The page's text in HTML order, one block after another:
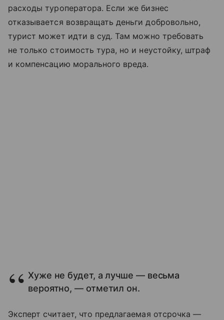
расходы туроператора. Если же бизнес
отказывается возвращать деньги добровольно,
турист может идти в суд. Там можно требовать
не только стоимость тура, но и неустойку, штраф
и компенсацию морального вреда.
Хуже не будет, а лучше — весьма
вероятно, — отметил он.
Эксперт считает, что предлагаемая отсрочка —